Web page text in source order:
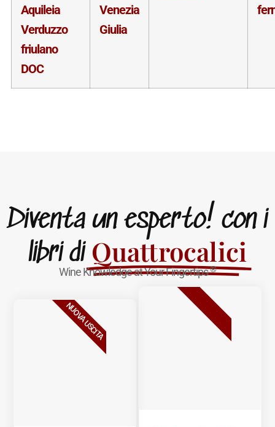
Aquileia
Verduzzo
friulano
DOC
Venezia
Giulia
Diventa un esperto! con i
libri di Quattrocalici
Wine Knowledge at Your Fingertips®
NUOVA USCITA BESTSELLER